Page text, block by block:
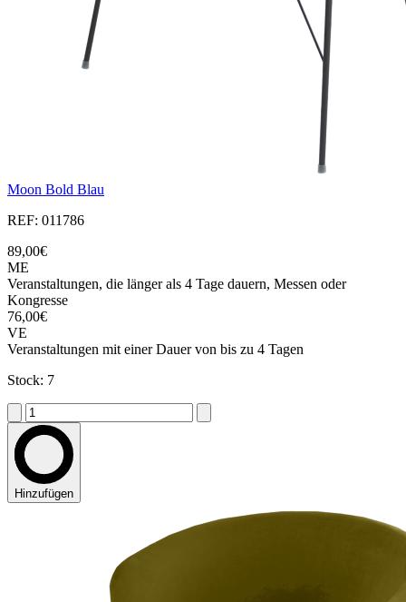
Moon Bold Blau
REF: 011786
89,00€
ME
Veranstaltungen, die länger als 4 Tage dauern, Messen oder
Kongresse
76,00€
VE
Veranstaltungen mit einer Dauer von bis zu 4 Tagen
Stock: 7
Hinzufügen